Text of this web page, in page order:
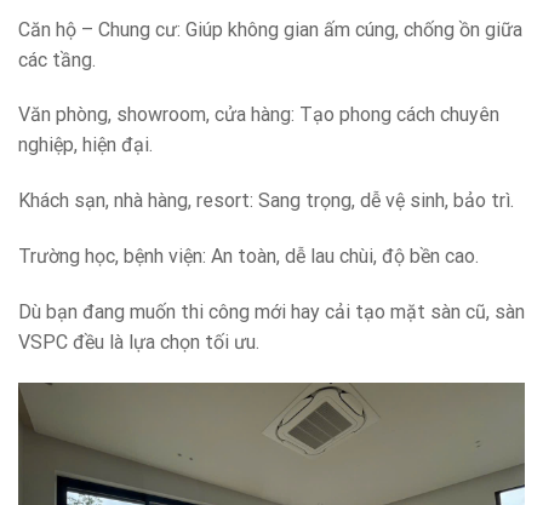
Căn hộ – Chung cư: Giúp không gian ấm cúng, chống ồn giữa
các tầng.
Văn phòng, showroom, cửa hàng: Tạo phong cách chuyên
nghiệp, hiện đại.
Khách sạn, nhà hàng, resort: Sang trọng, dễ vệ sinh, bảo trì.
Trường học, bệnh viện: An toàn, dễ lau chùi, độ bền cao.
Dù bạn đang muốn thi công mới hay cải tạo mặt sàn cũ, sàn
VSPC đều là lựa chọn tối ưu.